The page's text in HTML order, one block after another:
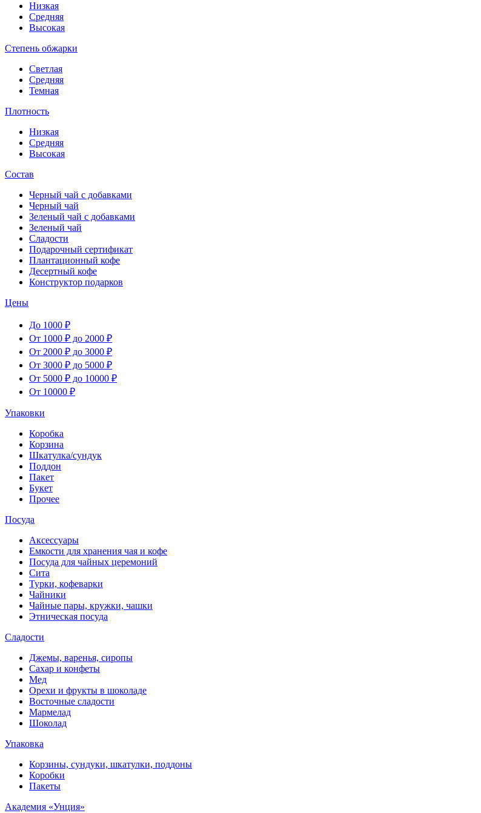
Низкая
Средняя
Высокая
Степень обжарки
Светлая
Средняя
Темная
Плотность
Низкая
Средняя
Высокая
Состав
Черный чай с добавками
Черный чай
Зеленый чай с добавками
Зеленый чай
Сладости
Подарочный сертификат
Плантационный кофе
Десертный кофе
Конструктор подарков
Цены
До 1000 ₽
От 1000 ₽ до 2000 ₽
От 2000 ₽ до 3000 ₽
От 3000 ₽ до 5000 ₽
От 5000 ₽ до 10000 ₽
От 10000 ₽
Упаковки
Коробка
Корзина
Шкатулка/сундук
Поддон
Пакет
Букет
Прочее
Посуда
Аксессуары
Емкости для хранения чая и кофе
Посуда для чайных церемоний
Сита
Турки, кофеварки
Чайники
Чайные пары, кружки, чашки
Этническая посуда
Сладости
Джемы, варенья, сиропы
Сахар и конфеты
Мед
Орехи и фрукты в шоколаде
Восточные сладости
Мармелад
Шоколад
Упаковка
Корзины, сундуки, шкатулки, поддоны
Коробки
Пакеты
Академия «Унция»